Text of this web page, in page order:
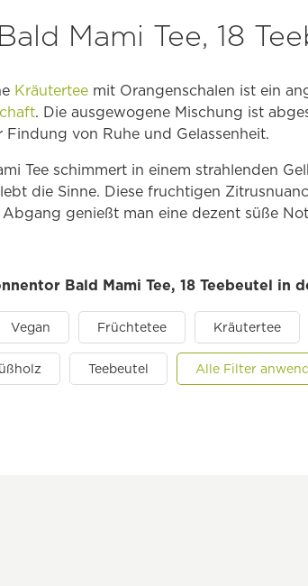
Mami Tee, 18
Kräutertee mit Orangenschalen ist ein
. Die ausgewogene Mischung ist
von Ruhe und Gelassenheit.
Tee schimmert in einem strahlenden
die Sinne. Diese fruchtigen
genießt man eine dezent süße
Bald Mami Tee, 18 Teebeutel in
Vegan Früchtetee Kräutertee
Teebeutel Alle Filter